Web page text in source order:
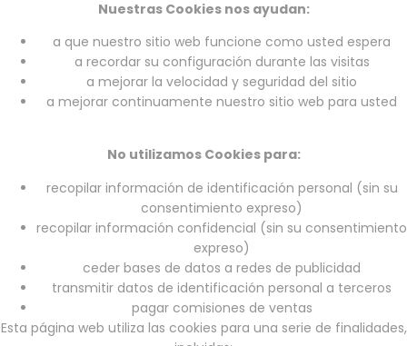
Nuestras Cookies nos ayudan:
a que nuestro sitio web funcione como usted espera
a recordar su configuración durante las visitas
a mejorar la velocidad y seguridad del sitio
a mejorar continuamente nuestro sitio web para usted
No utilizamos Cookies para:
recopilar información de identificación personal (sin su
consentimiento expreso)
recopilar información confidencial (sin su consentimiento
expreso)
ceder bases de datos a redes de publicidad
transmitir datos de identificación personal a terceros
pagar comisiones de ventas
Esta página web utiliza las cookies para una serie de finalidades,